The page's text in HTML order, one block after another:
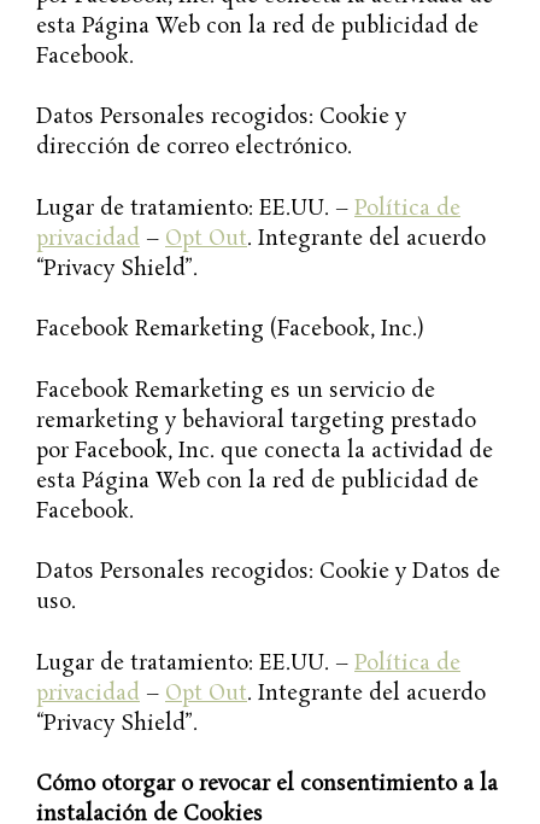
esta Página Web con la red de publicidad de
Facebook.
Datos Personales recogidos: Cookie y
dirección de correo electrónico.
Lugar de tratamiento: EE.UU. – Política de
privacidad – Opt Out. Integrante del acuerdo
“Privacy Shield”.
Facebook Remarketing (Facebook, Inc.)
Facebook Remarketing es un servicio de
remarketing y behavioral targeting prestado
por Facebook, Inc. que conecta la actividad de
esta Página Web con la red de publicidad de
Facebook.
Datos Personales recogidos: Cookie y Datos de
uso.
Lugar de tratamiento: EE.UU. – Política de
privacidad – Opt Out. Integrante del acuerdo
“Privacy Shield”.
Cómo otorgar o revocar el consentimiento a la
instalación de Cookies